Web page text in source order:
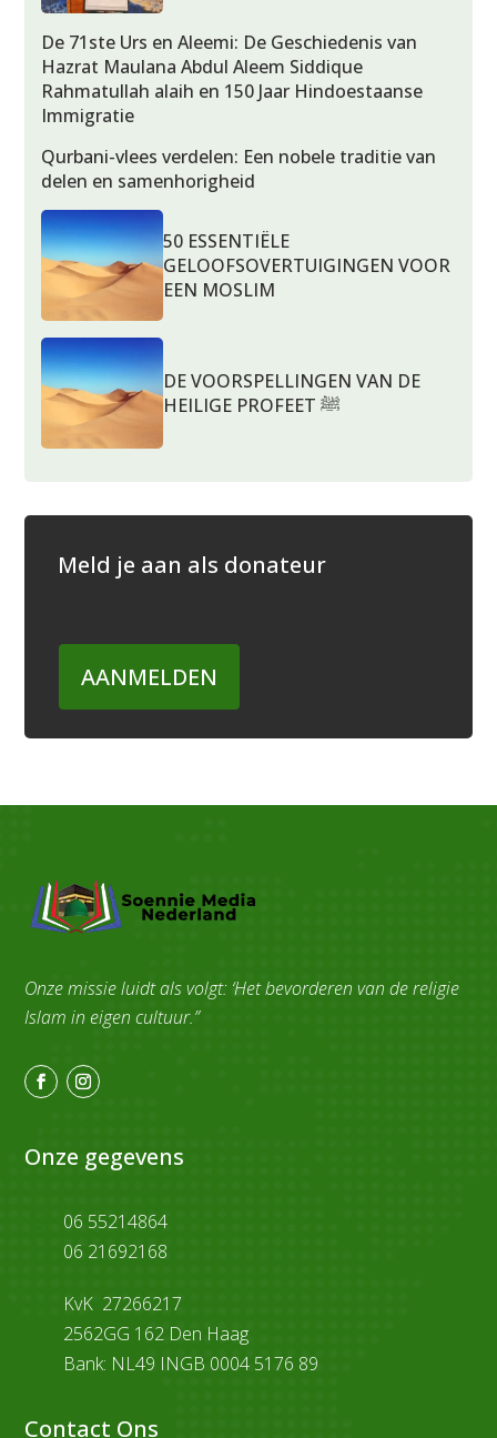
De 71ste Urs en Aleemi: De Geschiedenis van
Hazrat Maulana Abdul Aleem Siddique
Rahmatullah alaih en 150 Jaar Hindoestaanse
Immigratie
Qurbani-vlees verdelen: Een nobele traditie van
delen en samenhorigheid
50 ESSENTIËLE
GELOOFSOVERTUIGINGEN VOOR
EEN MOSLIM
DE VOORSPELLINGEN VAN DE
HEILIGE PROFEET ﷺ
Meld je aan als donateur
AANMELDEN
Onze missie luidt als volgt: ‘Het bevorderen van de religie
Islam in eigen cultuur.”
Onze gegevens
06 55214864
06 21692168
KvK 27266217
2562GG 162 Den Haag
Bank: NL49 INGB 0004 5176 89
Contact Ons